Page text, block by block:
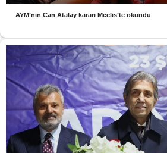
AYM’nin Can Atalay kararı Meclis’te okundu